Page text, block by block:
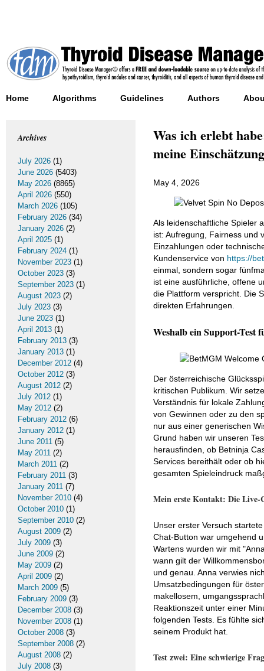
Home Algorithms Guidelines Authors
Was ich erlebt
meine
May 4, 2026
Als leidenschaftliche Spieler
ist: Aufregung, Fairness und
Einzahlungen oder
Kundenservice von https://
einmal, sondern sogar
ist eine ausführliche, offene
die Plattform verspricht. Die
direkten Erfahrungen.
Weshalb ein Support-Test
Der österreichische
kritischen Publikum. Wir
Verständnis für lokale
von Gewinnen oder zu den
nur aus einer generischen
Grund haben wir unseren
herausfinden, ob Betninja
Services bereithält oder ob
gesamten Spieleindruck
Mein erste Kontakt: Die Live-
Unser erster Versuch
Chat-Button war umgehend
Wartens wurden wir mit
wann gilt der
und genau. Anna verwies
Umsatzbedingungen für
makellosem,
Reaktionszeit unter einer
folgenden Tests. Es fühlte
seinem Produkt hat.
Test zwei: Eine schwierige
Archives
July 2026 (1)
June 2026 (5403)
May 2026 (8865)
April 2026 (550)
March 2026 (105)
February 2026 (34)
January 2026 (2)
April 2025 (1)
February 2024 (1)
November 2023 (1)
October 2023 (3)
September 2023 (1)
August 2023 (2)
July 2023 (3)
June 2023 (1)
April 2013 (1)
February 2013 (3)
January 2013 (1)
December 2012 (4)
October 2012 (3)
August 2012 (2)
July 2012 (1)
May 2012 (2)
February 2012 (6)
January 2012 (1)
June 2011 (5)
May 2011 (2)
March 2011 (2)
February 2011 (3)
January 2011 (7)
November 2010 (4)
October 2010 (1)
September 2010 (2)
August 2009 (2)
July 2009 (3)
June 2009 (2)
May 2009 (2)
April 2009 (2)
March 2009 (5)
February 2009 (3)
December 2008 (3)
November 2008 (1)
October 2008 (3)
September 2008 (2)
August 2008 (2)
July 2008 (3)